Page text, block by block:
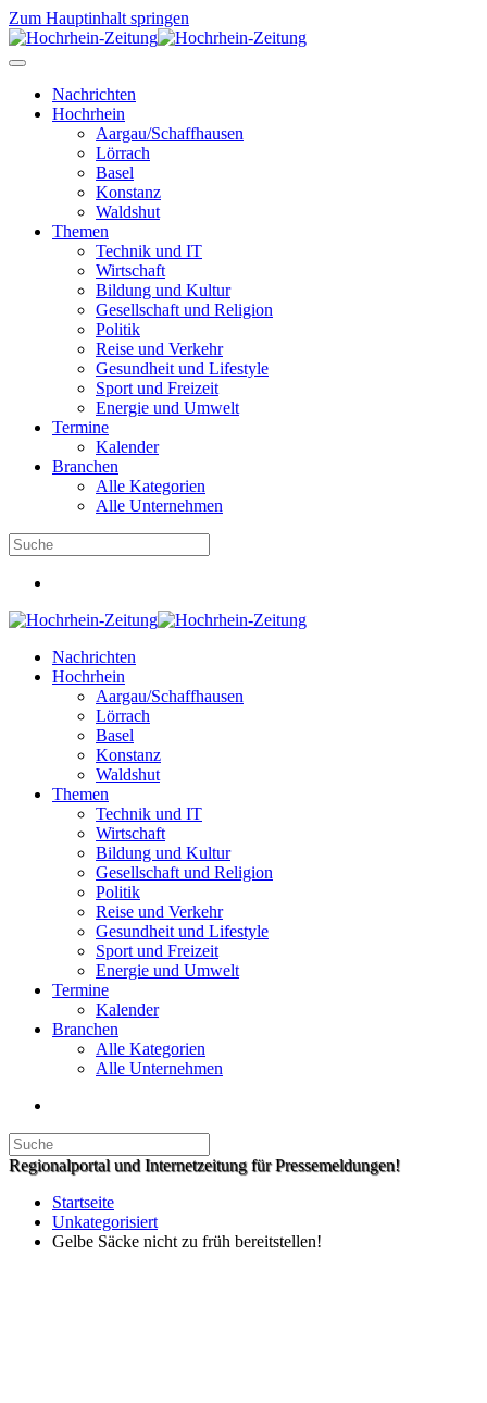
Zum Hauptinhalt springen
Nachrichten
Hochrhein
Aargau/Schaffhausen
Lörrach
Basel
Konstanz
Waldshut
Themen
Technik und IT
Wirtschaft
Bildung und Kultur
Gesellschaft und Religion
Politik
Reise und Verkehr
Gesundheit und Lifestyle
Sport und Freizeit
Energie und Umwelt
Termine
Kalender
Branchen
Alle Kategorien
Alle Unternehmen
Nachrichten
Hochrhein
Aargau/Schaffhausen
Lörrach
Basel
Konstanz
Waldshut
Themen
Technik und IT
Wirtschaft
Bildung und Kultur
Gesellschaft und Religion
Politik
Reise und Verkehr
Gesundheit und Lifestyle
Sport und Freizeit
Energie und Umwelt
Termine
Kalender
Branchen
Alle Kategorien
Alle Unternehmen
Regionalportal und Internetzeitung für Pressemeldungen!
Startseite
Unkategorisiert
Gelbe Säcke nicht zu früh bereitstellen!